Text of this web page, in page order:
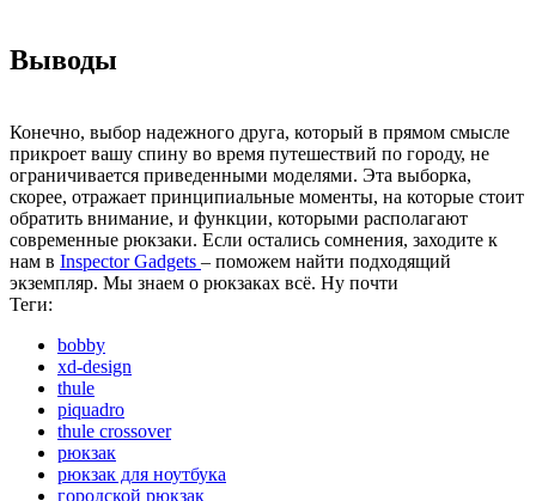
Выводы
Конечно, выбор надежного друга, который в прямом смысле
прикроет вашу спину во время путешествий по городу, не
ограничивается приведенными моделями. Эта выборка,
скорее, отражает принципиальные моменты, на которые стоит
обратить внимание, и функции, которыми располагают
современные рюкзаки. Если остались сомнения, заходите к
нам в Inspector Gadgets – поможем найти подходящий
экземпляр. Мы знаем о рюкзаках всё. Ну почти
Теги:
bobby
xd-design
thule
piquadro
thule crossover
рюкзак
рюкзак для ноутбука
городской рюкзак